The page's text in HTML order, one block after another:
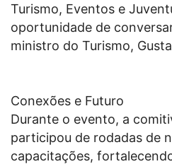
Turismo, Eventos e
oportunidade de
ministro do Turismo,
Conexões e Futuro
Durante o evento, a
participou de rodadas de
capacitações,